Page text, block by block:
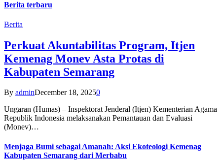
Berita terbaru
Berita
Perkuat Akuntabilitas Program, Itjen
Kemenag Monev Asta Protas di
Kabupaten Semarang
By adminDecember 18, 20250
Ungaran (Humas) – Inspektorat Jenderal (Itjen) Kementerian Agama
Republik Indonesia melaksanakan Pemantauan dan Evaluasi
(Monev)…
Menjaga Bumi sebagai Amanah: Aksi Ekoteologi Kemenag
Kabupaten Semarang dari Merbabu